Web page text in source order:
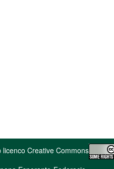
licenco Creative Commons